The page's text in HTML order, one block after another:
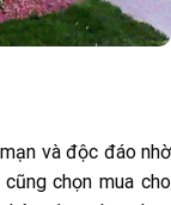
và độc đáo nhờ
chọn mua cho